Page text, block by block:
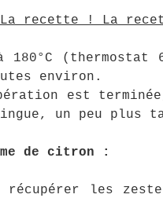
La recette ! La
180°C
environ.
est
un peu plus
de citron :
les